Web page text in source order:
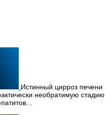
Истинный цирроз печени
необратимую стадию